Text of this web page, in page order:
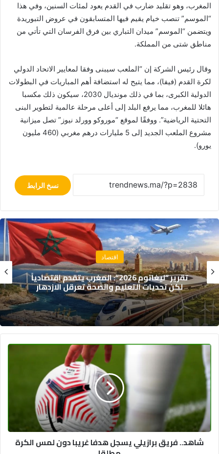
المغرب، وهو تقليد ضارب في القدم يعود لمئات السنين، وفي هذا
“الموسم” تنصب خيام يقيم فيها المتسابقون في عروض التبوريدة
ويتضمن “الموسم” ميدان التباري بين فرق الفرسان التي تأتي من
مناطق شتى من المملكة.
وقال رئيس الشركة إن “الملعب سيبنى وفقا لمعايير الاتحاد الدولي
لكرة القدم (فيفا)، مما يتيح له استضافة أهم المباريات في البطولات
الدولية الكبرى، بما في ذلك مونديال 2030، سيكون ذلك مكسبا
هائلا للمغرب، مما يرفع البلد إلى أعلى مرحلة عالمية لتطوير البنى
التحتية الرياضية”. ووفقًا لموقع “موروكو وورلد نيوز” تصل ميزانية
مشروع الملعب الجديد إلى 5 مليارات درهم مغربي (460 مليون
يورو).
نسخ الرابط
اقتصاد
تقرير: 38% من المغاربة يخصصون أكثر من 40%
من دخلهم لسداد القروض
شاهد..
فريق
برازيلي
يسجل
هدفا
غريبا
دون
لمس
الكرة
مطلقا
شاهد.. فريق برازيلي يسجل هدفا غريبا دون لمس الكرة